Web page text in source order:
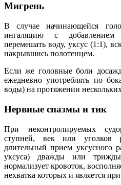
Мигрень
В случае начинающейся
ингаляцию с
перемешать воду, уксус (1:1),
накрывшись полотенцем.
Если же головные боли
ежедневно употреблять по
воды) на протяжении
Нервные спазмы и тик
При неконтролируемых
ступней, век или уголков
длительный прием уксусного
уксуса) дважды или
нормализует кровоток,
нехватка которых и является